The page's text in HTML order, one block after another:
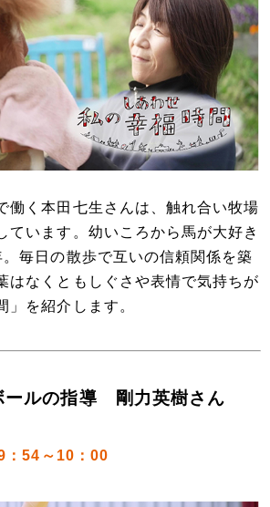
働く本田七生さんは、触れ合い牧場
ています。幼いころから馬が大好き
毎日の散歩で互いの信頼関係を築
はなくともしぐさや表情で気持ちが
」を紹介します。
ルの指導 剛力英樹さん
：54～10：00